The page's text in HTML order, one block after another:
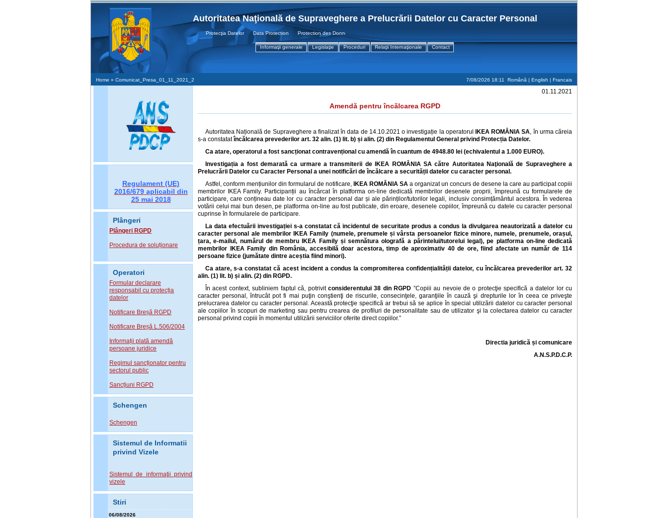
Autoritatea Naţională de Supraveghere a Prelucrării Datelor cu Caracter Personal
Protecţia Datelor Data Protection Protection des Donnees
Informaţii generale Legislaţie Proceduri Relaţii Internaţionale Contact
Home » Comunicat_Presa_01_11_2021_2 7/08/2026 18:11 Română | English | Francais
Regulament (UE)
2016/679 aplicabil din
25 mai 2018
Plângeri
Plângeri RGPD
Procedura de soluționare
Operatori
Formular declarare
responsabil cu protecția
datelor
Notificare Breșă RGPD
Notificare Breșă L.506/2004
Informații plată amendă
persoane juridice
Regimul sancționator pentru
sectorul public
Sancțiuni RGPD
Schengen
Schengen
Sistemul de Informatii
privind Vizele
Sistemul de informaţii privind
vizele
Stiri
06/08/2026
01.11.2021
Amendă pentru încălcarea RGPD
Autoritatea Națională de Supraveghere a finalizat în data de 14.10.2021 o investigație la operatorul IKEA ROMÂNIA SA, în urma căreia
s-a constatatîncălcarea prevederilor art. 32 alin. (1) lit. b) și alin. (2) din Regulamentul General privind Protecția Datelor.
Ca atare, operatorul a fost sancționat contravențional cu amendă în cuantum de 4948.80 lei (echivalentul a 1.000 EURO).
Investigația a fost demarată ca urmare a transmiterii de IKEA ROMÂNIA SA către Autoritatea Naţională de Supraveghere a
Prelucrării Datelor cu Caracter Personal a unei notificări de încălcare a securității datelor cu caracter personal.
Astfel, conform mențiunilor din formularul de notificare, IKEA ROMÂNIA SA a organizat un concurs de desene la care au participat copiii
membrilor IKEA Family. Participanții au încărcat în platforma on-line dedicată membrilor desenele proprii, împreună cu formularele de
participare, care conțineau date lor cu caracter personal dar și ale părinților/tutorilor legali, inclusiv consimțământul acestora. În vederea
votării celui mai bun desen, pe platforma on-line au fost publicate, din eroare, desenele copiilor, împreună cu datele cu caracter personal
cuprinse în formularele de participare.
La data efectuării investigației s-a constatat că incidentul de securitate produs a condus la divulgarea neautorizată a datelor cu
caracter personal ale membrilor IKEA Family (numele, prenumele și vârsta persoanelor fizice minore, numele, prenumele, orașul,
țara, e-mailul, numărul de membru IKEA Family și semnătura olografă a părintelui/tutorelui legal), pe platforma on-line dedicată
membrilor IKEA Family din România, accesibilă doar acestora, timp de aproximativ 40 de ore, fiind afectate un număr de 114
persoane fizice (jumătate dintre aceștia fiind minori).
Ca atare, s-a constatat că acest incident a condus la compromiterea confidențialității datelor, cu încălcarea prevederilor art. 32
alin. (1) lit. b) și alin. (2) din RGPD.
În acest context, subliniem faptul că, potrivit considerentului 38 din RGPD ”Copiii au nevoie de o protecţie specifică a datelor lor cu
caracter personal, întrucât pot fi mai puţin conştienţi de riscurile, consecinţele, garanţiile în cauză şi drepturile lor în ceea ce priveşte
prelucrarea datelor cu caracter personal. Această protecţie specifică ar trebui să se aplice în special utilizării datelor cu caracter personal
ale copiilor în scopuri de marketing sau pentru crearea de profiluri de personalitate sau de utilizator şi la colectarea datelor cu caracter
personal privind copiii în momentul utilizării serviciilor oferite direct copiilor.”
Directia juridică și comunicare
A.N.S.P.D.C.P.